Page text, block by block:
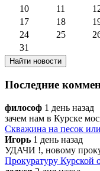
10
11
17
18
24
25
31
Последние
философ 1 день назад
зачем нам в Курске
Скважина на песок или
Игорь 1 день назад
УДАЧИ !, новому
Прокуратуру Курской